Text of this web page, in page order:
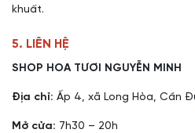
khuất.
5. LIÊN HỆ
SHOP HOA TƯƠI NGUYỄN MINH
Địa chỉ: Ấp 4, xã Long Hòa, Cần
Mở cửa: 7h30 – 20h